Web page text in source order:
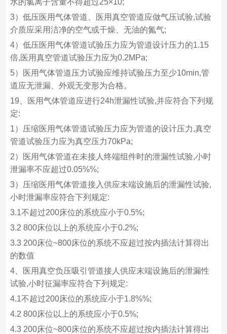
水的氯离子含量不得超过25×10;
3）低压医用气体管道、医用真空管道应做气压试验,试验
介质应采用洁净的空气或干燥、无油的氮气;
4）低压医用气体管道试验压力应为管道设计压力的1.15
倍,医用真空管道试验压力应为0.2MPa;
5）医用气体管道压力试验应维持试验压力至少10min,管
道应无泄漏、外观无变形为合格。
19、医用气体管道应进行24h泄漏性试验,并应符合下列规
定:
1）压缩医用气体管道试验压力应为管道的设计压力,真空
管道试验压力应为真空压力70kPa;
2）医用气体管道在未接人终端组件时的泄漏性试验,小时
泄漏率不应超过0.05%%;
3）压缩医用气体管道接入供应末端设施后的泄漏性试验,
小时泄漏率应符合下列规定:
3.1不超过200床位的系统应小于0.5%;
3.2 800床位以上的系统应小于0.2%;
3.3 200床位~800床位的系统不应超过按内插法计算得出
的数值
4、医用真空负压吸引管道接人供应末端设施后的泄漏性
试验,小时征漏率应符合下列规定:
4.1不超过200床位的系统应小于1.8%%;
4.2 800床位以上的系统应小于0.5%;
4.3 200床位~800床位的系统不应超过按内插法计算得出